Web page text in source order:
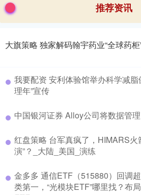
推荐资讯
大旗策略 独家解码翰宇药业“全球药
我要配资 安利体验馆举办科学减脂
理年”宣传
中国银河证券 Alloy公司将数据管
红盘策略 台军真疯了，HIMARS火
演”？_大陆_美国_演练
金多多 通信ETF（515880）回调
类第一，“光模块ETF”哪里找？布